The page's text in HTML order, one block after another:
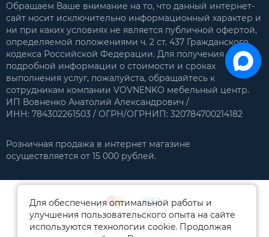
Обращаем Ваше внимание на то, что данный интернет-
сайт носит исключительно информационный характер и
ни при каких условиях не является публичной офертой,
определяемой положениями ч. 2 ст. 437 Гражданского
кодекса Российской Федерации. Для получения
подробной информации о стоимости и сроках
выполнения услуг, пожалуйста, обращайтесь к
сотрудникам компании VOVNENKO мебельный центр.
ИП Вовненко Анатолий Александрович /
ИНН: 784302261503 / ОГРН/ОГРНИП: 320784700214182
Розничная продажа в интернет магазине
осуществляется от 15 000 рублей.
Для обеспечения оптимальной работы и
улучшения пользовательского опыта на сайте
используются технологии cookie. Продолжая